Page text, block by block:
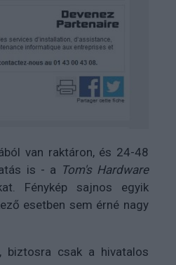
van raktáron, és 24-48
is - a Tom's Hardware
Fénykép sajnos egyik
esetben sem érné nagy
biztosra csak a hivatalos